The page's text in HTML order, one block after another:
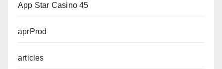
App Star Casino 45
aprProd
articles